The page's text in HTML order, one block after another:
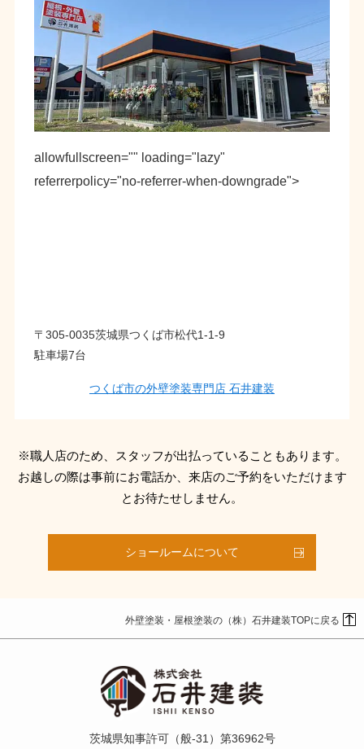
allowfullscreen="" loading="lazy"
referrerpolicy="no-referrer-when-downgrade">
〒305-0035茨城県つくば市松代1-1-9
駐車場7台
つくば市の外壁塗装専門店 石井建装
※職人店のため、スタッフが出払っていることもあります。
お越しの際は事前にお電話か、来店のご予約をいただけます
とお待たせしません。
ショールームについて
外壁塗装・屋根塗装の（株）石井建装TOPに戻る
茨城県知事許可（般-31）第36962号